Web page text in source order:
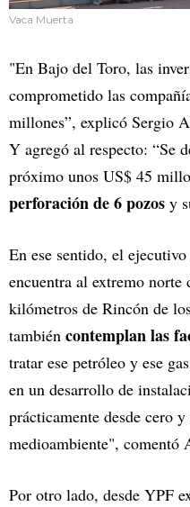
Vaca Muerta
"En Bajo del Toro, las
comprometido las
millones”, explicó Sergio
Y agregó al respecto: “Se
próximo unos US$ 45
perforación de 6 pozos y
En ese sentido, el
encuentra al extremo norte
kilómetros de Rincón de
también contemplan las
tratar ese petróleo y ese
en un desarrollo de
prácticamente desde cero
medioambiente", comentó
Por otro lado, desde YPF